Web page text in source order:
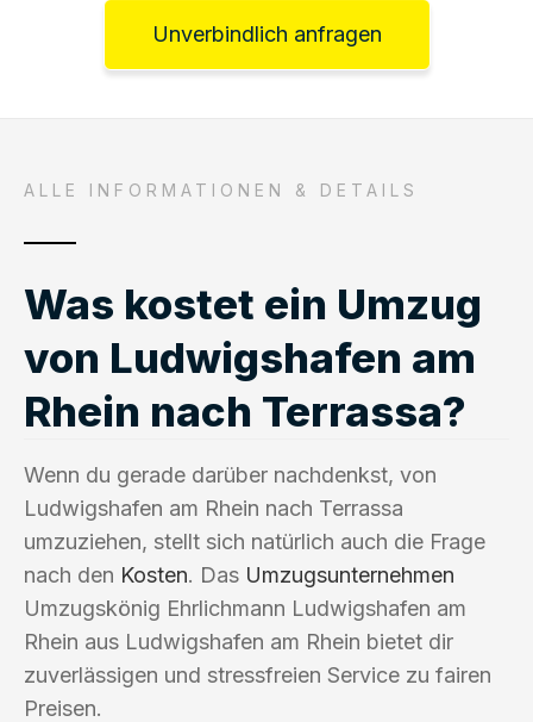
Unverbindlich anfragen
ALLE INFORMATIONEN & DETAILS
Was kostet ein Umzug
von Ludwigshafen am
Rhein nach Terrassa?
Wenn du gerade darüber nachdenkst, von
Ludwigshafen am Rhein nach Terrassa
umzuziehen, stellt sich natürlich auch die Frage
nach den Kosten. Das Umzugsunternehmen
Umzugskönig Ehrlichmann Ludwigshafen am
Rhein aus Ludwigshafen am Rhein bietet dir
zuverlässigen und stressfreien Service zu fairen
Preisen.